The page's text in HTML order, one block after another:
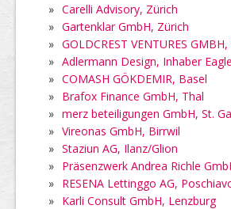
» Carelli Advisory, Zürich
» Gartenklar GmbH, Zürich
» GOLDCREST VENTURES
» Adlermann Design, Inhaber
» COMASH GÖKDEMIR, Basel
» Brafox Finance GmbH, Thal
» merz beteiligungen GmbH, St.
» Vireonas GmbH, Birrwil
» Staziun AG, Ilanz/Glion
» Präsenzwerk Andrea Richle
» RESENA Lettinggo AG,
» Karli Consult GmbH, Lenzburg